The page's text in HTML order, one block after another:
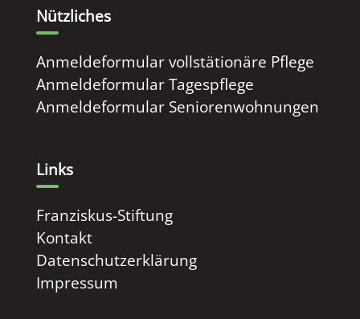
Nützliches
Anmeldeformular vollstätionäre Pflege
Anmeldeformular Tagespflege
Anmeldeformular Seniorenwohnungen
Links
Franziskus-Stiftung
Kontakt
Datenschutzerklärung
Impressum